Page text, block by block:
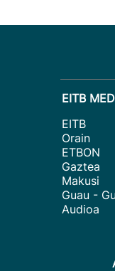
EITB
EITB
Orain
ETBON
Gaztea
Makusi
Guau -
Audioa